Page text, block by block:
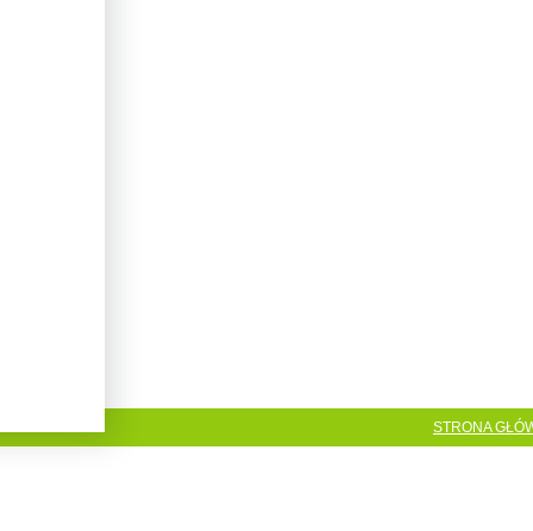
STRONA